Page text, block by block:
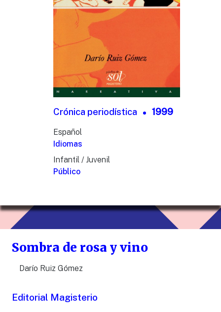
Crónica periodística 1999
Español
Idiomas
Infantil / Juvenil
Público
Sombra de rosa y vino
Darío Ruiz Gómez
Editorial Magisterio